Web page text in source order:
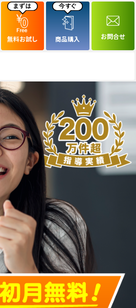
無料お試し 商品購入 お問合せ